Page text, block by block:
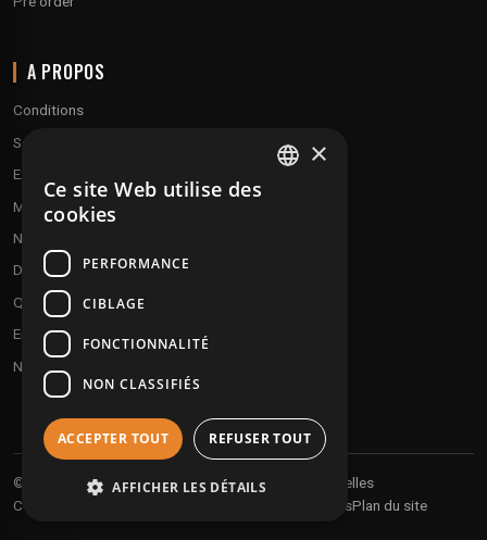
A PROPOS
Conditions
Service client
Expédition & retours
Modes de paiement
Notre programme de fidélité
Disques cadeaux
Qui sommes-nous ?
Envoyez vos démos
Nous contacter
© 2026 UndergroundteknoVos informations personnelles
Conditions générales de vente
Expéditions et retoursPlan du site
×
Ce site Web utilise des
cookies
PERFORMANCE
CIBLAGE
FONCTIONNALITÉ
NON CLASSIFIÉS
ACCEPTER TOUT REFUSER TOUT
AFFICHER LES DÉTAILS